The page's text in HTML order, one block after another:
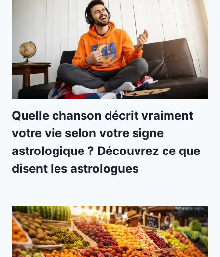
Quelle chanson décrit vraiment
votre vie selon votre signe
astrologique ? Découvrez ce que
disent les astrologues